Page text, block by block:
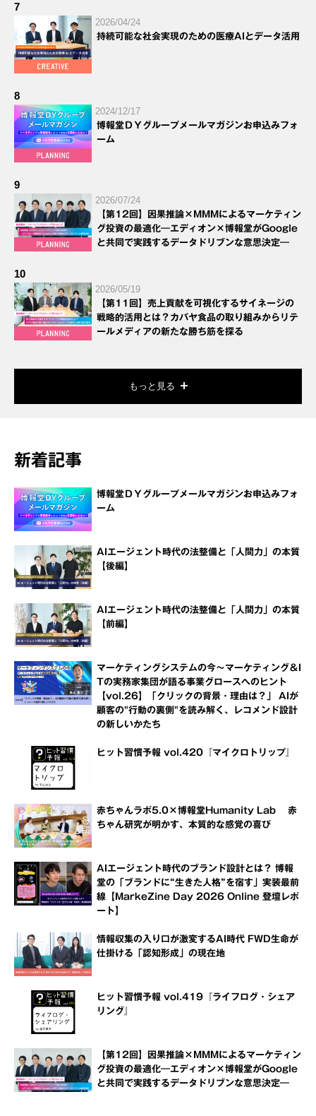
7
2026/04/24
持続可能な社会実現のための医療AIとデータ活用
8
2024/12/17
博報堂ＤＹグループメールマガジンお申込みフォ
ーム
9
2026/07/24
【第12回】因果推論×MMMによるマーケティン
グ投資の最適化―エディオン×博報堂がGoogle
と共同で実践するデータドリブンな意思決定―
10
2026/05/19
【第11回】売上貢献を可視化するサイネージの
戦略的活用とは？カバヤ食品の取り組みからリテ
ールメディアの新たな勝ち筋を探る
もっと見る
新着記事
博報堂ＤＹグループメールマガジンお申込みフォ
ーム
AIエージェント時代の法整備と「人間力」の本質
【後編】
AIエージェント時代の法整備と「人間力」の本質
【前編】
マーケティングシステムの今～マーケティング＆I
Tの実務家集団が語る事業グロースへのヒント
【vol.26】「クリックの背景・理由は？」 AIが
顧客の"行動の裏側"を読み解く、レコメンド設計
の新しいかたち
ヒット習慣予報 vol.420『マイクロトリップ』
赤ちゃんラボ5.0×博報堂Humanity Lab 赤
ちゃん研究が明かす、本質的な感覚の喜び
AIエージェント時代のブランド設計とは？ 博報
堂の「ブランドに“生きた人格”を宿す」実装最前
線【MarkeZine Day 2026 Online 登壇レポ
ート】
情報収集の入り口が激変するAI時代 FWD生命が
仕掛ける「認知形成」の現在地
ヒット習慣予報 vol.419『ライフログ・シェア
リング』
【第12回】因果推論×MMMによるマーケティン
グ投資の最適化―エディオン×博報堂がGoogle
と共同で実践するデータドリブンな意思決定―